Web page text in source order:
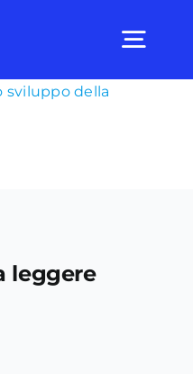
sviluppo della
leggere